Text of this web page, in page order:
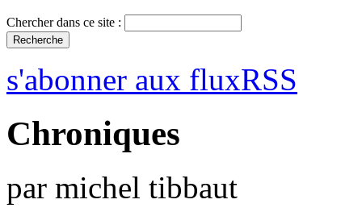
Chercher dans ce site :
s'abonner aux fluxRSS
Chroniques
par michel tibbaut